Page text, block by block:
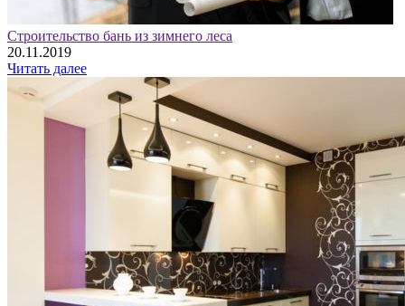
Строительство бань из зимнего леса
20.11.2019
Читать далее